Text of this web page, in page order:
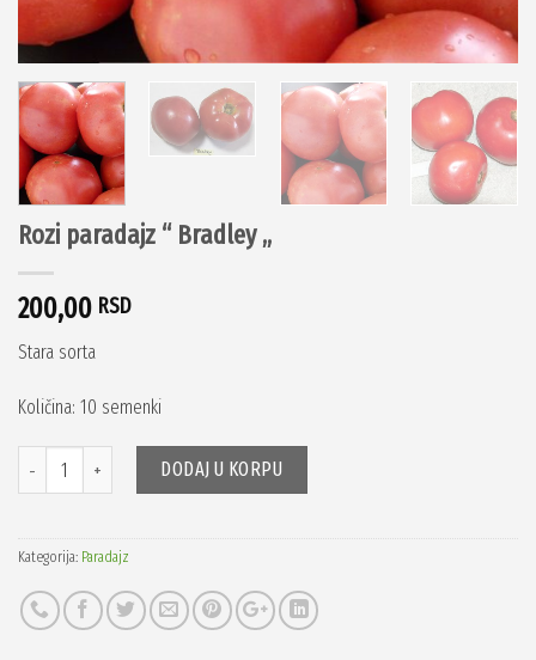
Rozi paradajz “ Bradley „
200,00 RSD
Stara sorta
Količina: 10 semenki
Količina DODAJ U KORPU
Kategorija: Paradajz